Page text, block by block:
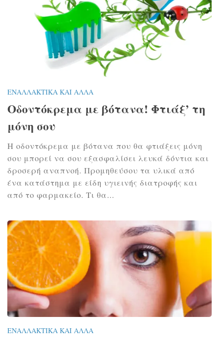
ΕΝΑΛΛΑΚΤΙΚΆ ΚΑΙ ΆΛΛΑ
Οδοντόκρεμα με βότανα! Φτιάξ’ τη
μόνη σου
Η οδοντόκρεμα με βότανα που θα φτιάξεις μόνη
σου μπορεί να σου εξασφαλίσει λευκά δόντια και
δροσερή αναπνοή. Προμηθεύσου τα υλικά από
ένα κατάστημα με είδη υγιεινής διατροφής και
από το φαρμακείο. Τι θα...
ΕΝΑΛΛΑΚΤΙΚΆ ΚΑΙ ΆΛΛΑ